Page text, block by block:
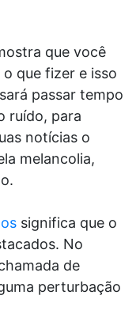
que você
que fizer e isso
passar tempo
ruído, para
notícias o
melancolia,
significa que o
No
de
perturbação